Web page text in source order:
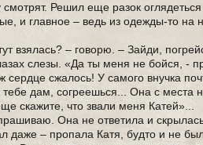
смотрят. Решил еще разок
и главное – ведь из одежды-то на
взялась? – говорю. – Зайди,
слезы. «Да ты меня не бойся, -
сжалось! У самого внучка
тебе дам, согреешься... Она с
скажите, что звали меня Катей»...
Она не ответила и
даже – пропала Катя, будто и не